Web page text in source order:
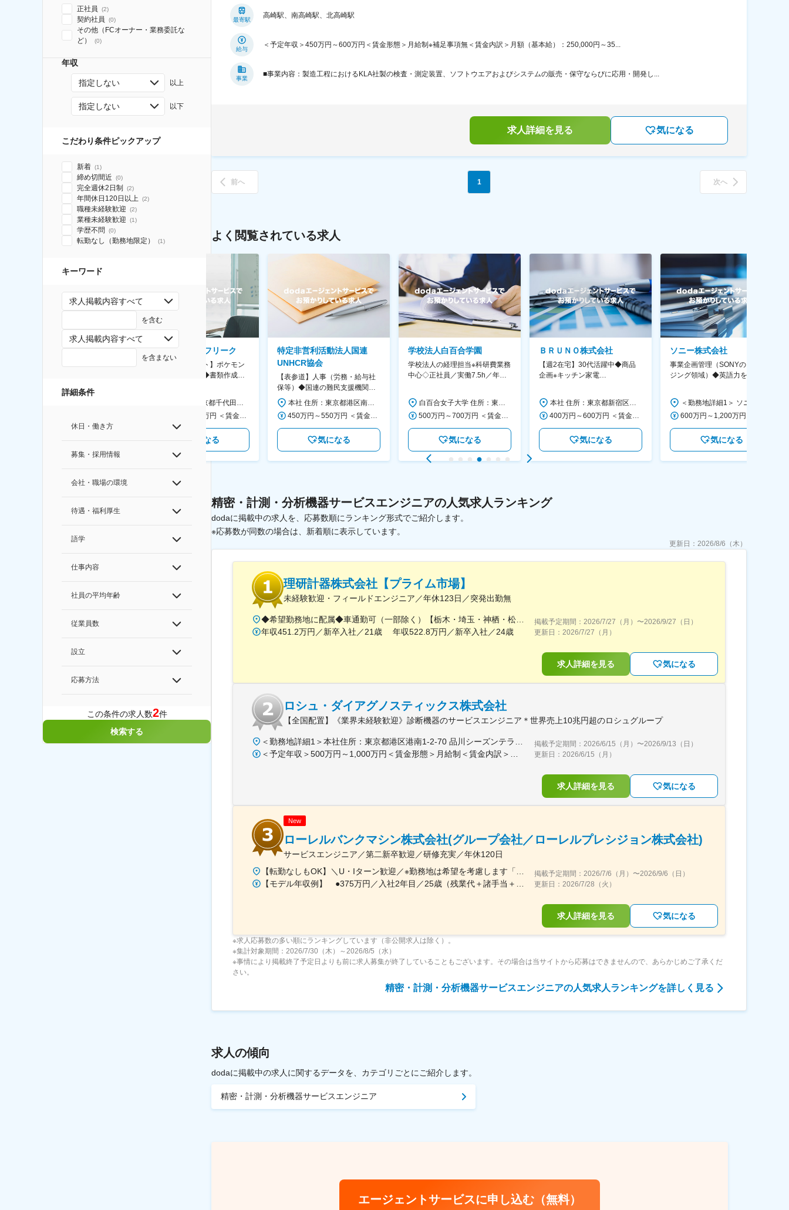
正社員 (2)
契約社員 (0)
その他（FCオーナー・業務委託な
ど）
(0)
年収
指定しない 以上
指定しない 以下
こだわり条件ピックアップ
新着 (1)
締め切間近 (0)
完全週休2日制 (2)
年間休日120日以上 (2)
職種未経験歓迎 (2)
業種未経験歓迎 (1)
学歴不問 (0)
転勤なし（勤務地限定） (1)
キーワード
求人掲載内容すべて
を含む
求人掲載内容すべて
を含まない
詳細条件
休日・働き方
募集・採用情報
会社・職場の環境
待遇・福利厚生
語学
仕事内容
社員の平均年齢
従業員数
設立
応募方法
この条件の求人数2件
検索する
最寄駅
高崎駅、南高崎駅、北高崎駅
給与
＜予定年収＞450万円～600万円＜賃金形態＞月給制※補足事項無＜賃金内訳＞月額（基本給）：250,000円～35...
事業
■事業内容：製造工程におけるKLA社製の検査・測定装置、ソフトウエアおよびシステムの販売・保守ならびに応用・開発し...
求人詳細を見る 気になる
前へ 1 次へ
よく閲覧されている求人
AGC株式会社 株式会社ゲームフリーク
【庶務アシスタント】ポケモン
シリーズ開発企業◆書類作成・
気になる
特定非営利活動法人国連
UNHCR協会
【表参道】人事（労務・給与社
保等）◆国連の難民支援機関の
活動を支える日本公式支援窓口
◆正職員登用前提
気になる
学校法人白百合学園
学校法人の経理担当※科研費業務
中心◇正社員／実働7.5h／年休
気になる
ＢＲＵＮＯ株式会社
【週2在宅】30代活躍中◆商品
企画※キッチン家電
気になる
ソニー株式会社
事業企画管理（SONYのイメー
ジング領域）◆英語力を活か
気になる
精密・計測・分析機器サービスエンジニアの人気求人ランキング
dodaに掲載中の求人を、応募数順にランキング形式でご紹介します。
※応募数が同数の場合は、新着順に表示しています。
更新日： 2026/8/6（木）
理研計器株式会社【プライム市場】
未経験歓迎・フィールドエンジニア／年休123日／突発出勤無
年収451.2万円／新卒入社／21歳 年収522.8万円／新卒入社／24歳
掲載予定期間： 2026/7/27（月） 〜2026/9/27（日）
更新日： 2026/7/27（月）
求人詳細を見る 気になる
ロシュ・ダイアグノスティックス株式会社
【全国配置】《業界未経験歓迎》診断機器のサービスエンジニア＊世界売上10兆円超のロシュグループ
掲載予定期間： 2026/6/15（月） 〜2026/9/13（日）
更新日： 2026/6/15（月）
求人詳細を見る 気になる
New
ローレルバンクマシン株式会社(グループ会社／ローレルプレシジョン株式会社)
サービスエンジニア／第二新卒歓迎／研修充実／年休120日
掲載予定期間： 2026/7/6（月） 〜2026/9/6（日）
更新日： 2026/7/28（火）
求人詳細を見る 気になる
※求人応募数の多い順にランキングしています（非公開求人は除く）。
※集計対象期間：2026/7/30（木）～2026/8/5（水）
※事情により掲載終了予定日よりも前に求人募集が終了していることもございます。その場合は当サイトから応募はできませんので、あらかじめご了承くだ
さい。
精密・計測・分析機器サービスエンジニアの人気求人ランキングを詳しく見る
求人の傾向
dodaに掲載中の求人に関するデータを、カテゴリごとにご紹介します。
精密・計測・分析機器サービスエンジニア
エージェントサービスに申し込む（無料）